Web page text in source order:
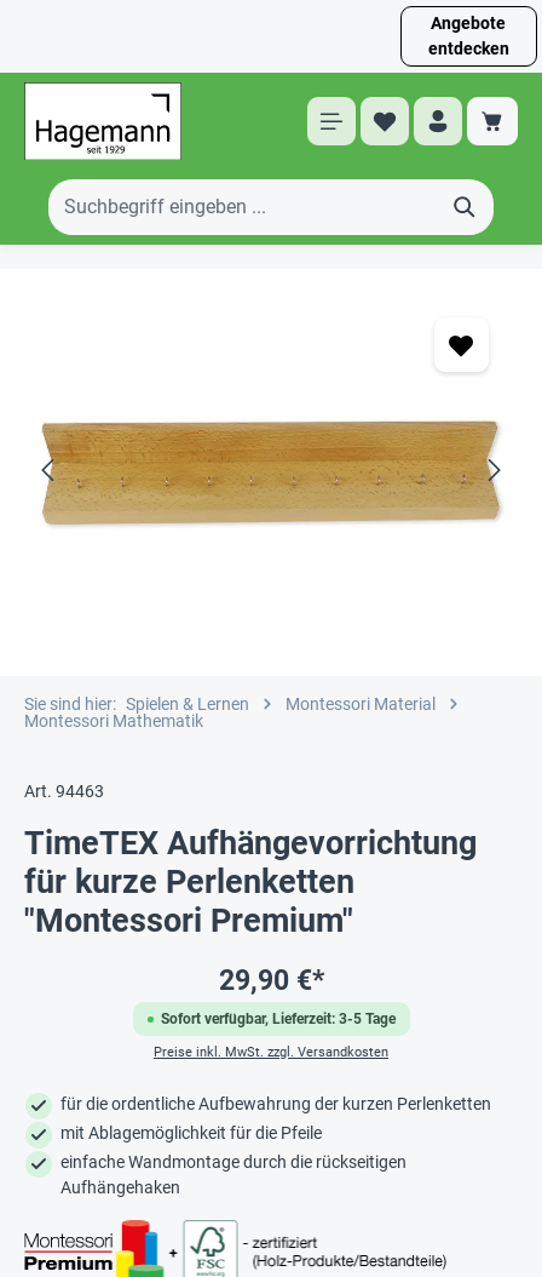
Angebote
entdecken
Sie sind hier: Spielen & Lernen
Montessori Material
Montessori Mathematik
Art. 94463
TimeTEX Aufhängevorrichtung
für kurze Perlenketten
"Montessori Premium"
Sofort verfügbar, Lieferzeit: 3-5 Tage
29,90 €*
Preise inkl. MwSt. zzgl. Versandkosten
für die ordentliche Aufbewahrung der kurzen Perlenketten
mit Ablagemöglichkeit für die Pfeile
einfache Wandmontage durch die rückseitigen
Aufhängehaken